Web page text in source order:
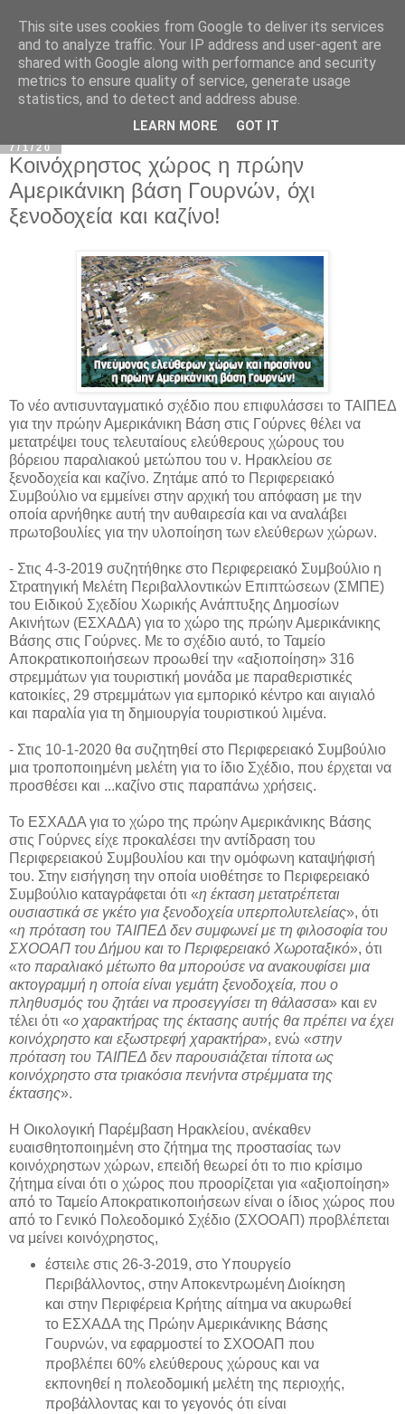
7/1/20
Κοινόχρηστος χώρος η πρώην
Αμερικάνικη βάση Γουρνών, όχι
ξενοδοχεία και καζίνο!
Το νέο αντισυνταγματικό σχέδιο που επιφυλάσσει το ΤΑΙΠΕΔ
για την πρώην Αμερικάνικη Βάση στις Γούρνες θέλει να
μετατρέψει τους τελευταίους ελεύθερους χώρους του
βόρειου παραλιακού μετώπου του ν. Ηρακλείου σε
ξενοδοχεία και καζίνο. Ζητάμε από το Περιφερειακό
Συμβούλιο να εμμείνει στην αρχική του απόφαση με την
οποία αρνήθηκε αυτή την αυθαιρεσία και να αναλάβει
πρωτοβουλίες για την υλοποίηση των ελεύθερων χώρων.
- Στις 4-3-2019 συζητήθηκε στο Περιφερειακό Συμβούλιο η
Στρατηγική Μελέτη Περιβαλλοντικών Επιπτώσεων (ΣΜΠΕ)
του Ειδικού Σχεδίου Χωρικής Ανάπτυξης Δημοσίων
Ακινήτων (ΕΣΧΑΔΑ) για το χώρο της πρώην Αμερικάνικης
Βάσης στις Γούρνες. Με το σχέδιο αυτό, το Ταμείο
Αποκρατικοποιήσεων προωθεί την «αξιοποίηση» 316
στρεμμάτων για τουριστική μονάδα με παραθεριστικές
κατοικίες, 29 στρεμμάτων για εμπορικό κέντρο και αιγιαλό
και παραλία για τη δημιουργία τουριστικού λιμένα.
- Στις 10-1-2020 θα συζητηθεί στο Περιφερειακό Συμβούλιο
μια τροποποιημένη μελέτη για το ίδιο Σχέδιο, που έρχεται να
προσθέσει και ...καζίνο στις παραπάνω χρήσεις.
Το ΕΣΧΑΔΑ για το χώρο της πρώην Αμερικάνικης Βάσης
στις Γούρνες είχε προκαλέσει την αντίδραση του
Περιφερειακού Συμβουλίου και την ομόφωνη καταψήφισή
του. Στην εισήγηση την οποία υιοθέτησε το Περιφερειακό
Συμβούλιο καταγράφεται ότι «η έκταση μετατρέπεται
ουσιαστικά σε γκέτο για ξενοδοχεία υπερπολυτελείας», ότι
«η πρόταση του ΤΑΙΠΕΔ δεν συμφωνεί με τη φιλοσοφία του
ΣΧΟΟΑΠ του Δήμου και το Περιφερειακό Χωροταξικό», ότι
«το παραλιακό μέτωπο θα μπορούσε να ανακουφίσει μια
ακτογραμμή η οποία είναι γεμάτη ξενοδοχεία, που ο
πληθυσμός του ζητάει να προσεγγίσει τη θάλασσα» και εν
τέλει ότι «ο χαρακτήρας της έκτασης αυτής θα πρέπει να έχει
κοινόχρηστο και εξωστρεφή χαρακτήρα», ενώ «στην
πρόταση του ΤΑΙΠΕΔ δεν παρουσιάζεται τίποτα ως
κοινόχρηστο στα τριακόσια πενήντα στρέμματα της
έκτασης».
Η Οικολογική Παρέμβαση Ηρακλείου, ανέκαθεν
ευαισθητοποιημένη στο ζήτημα της προστασίας των
κοινόχρηστων χώρων, επειδή θεωρεί ότι το πιο κρίσιμο
ζήτημα είναι ότι ο χώρος που προορίζεται για «αξιοποίηση»
από το Ταμείο Αποκρατικοποιήσεων είναι ο ίδιος χώρος που
από το Γενικό Πολεοδομικό Σχέδιο (ΣΧΟΟΑΠ) προβλέπεται
να μείνει κοινόχρηστος,
έστειλε στις 26-3-2019, στο Υπουργείο
Περιβάλλοντος, στην Αποκεντρωμένη Διοίκηση
και στην Περιφέρεια Κρήτης αίτημα να ακυρωθεί
το ΕΣΧΑΔΑ της Πρώην Αμερικάνικης Βάσης
Γουρνών, να εφαρμοστεί το ΣΧΟΟΑΠ που
προβλέπει 60% ελεύθερους χώρους και να
εκπονηθεί η πολεοδομική μελέτη της περιοχής,
προβάλλοντας και το γεγονός ότι είναι
This site uses cookies from Google to deliver its services
and to analyze traffic. Your IP address and user-agent are
shared with Google along with performance and security
metrics to ensure quality of service, generate usage
statistics, and to detect and address abuse.
LEARN MORE GOT IT